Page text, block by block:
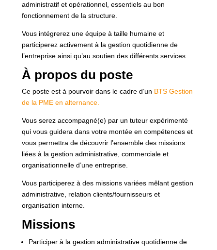
administratif et opérationnel, essentiels au bon
fonctionnement de la structure.
Vous intégrerez une équipe à taille humaine et
participerez activement à la gestion quotidienne de
l’entreprise ainsi qu’au soutien des différents services.
À propos du poste
Ce poste est à pourvoir dans le cadre d’un BTS Gestion
de la PME en alternance.
Vous serez accompagné(e) par un tuteur expérimenté
qui vous guidera dans votre montée en compétences et
vous permettra de découvrir l’ensemble des missions
liées à la gestion administrative, commerciale et
organisationnelle d’une entreprise.
Vous participerez à des missions variées mêlant gestion
administrative, relation clients/fournisseurs et
organisation interne.
Missions
Participer à la gestion administrative quotidienne de